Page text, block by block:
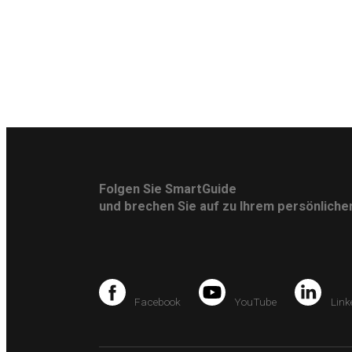
Folgen Sie SmartGuide
und brechen Sie auf zu Ihrem
Facebook YouTube